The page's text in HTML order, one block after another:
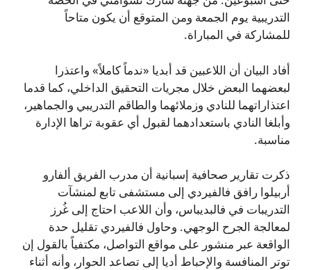
التدريبية يوم الجمعة ومن المتوقع أن يكون متاحاً
للمشاركة في المباراة.
أفاد البيان أن اللاعبين قد أبديا «ندماً كاملاً» واعتذرا
لبعضهما البعض خلال مجريات التحقيق الداخلي، كما قدما
اعتذاراتهما للنادي وزملائهما والطاقم التدريبي والجماهير،
وأبلغا النادي باستعدادهما لقبول أي عقوبة تراها الإدارة
مناسبة.
ذكرت تقارير صحافية إسبانية أن مدرب الفريق ألفارو
أربيلوا رافق فالفيردي إلى مستشفى تابع لمنشآت
التدريبات في فالبديباس، وأن اللاعب احتاج إلى غُرز
لمعالجة الجرح الوجهي. وحاول فالفيردي تقليل حدة
الواقعة عبر منشور على مواقع التواصل، مكتفياً بالقول إن
توتر المنافسة والإحباط أديا إلى تصاعد الحوار، وأنه أثناء